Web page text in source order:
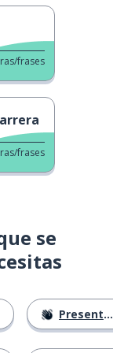
frases
frases
se
Presentándose